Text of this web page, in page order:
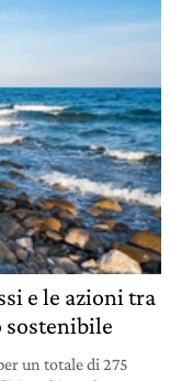
e le azioni tra
un totale di 275